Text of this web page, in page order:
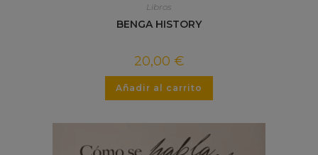
Libros
BENGA HISTORY
20,00 €
Añadir al carrito